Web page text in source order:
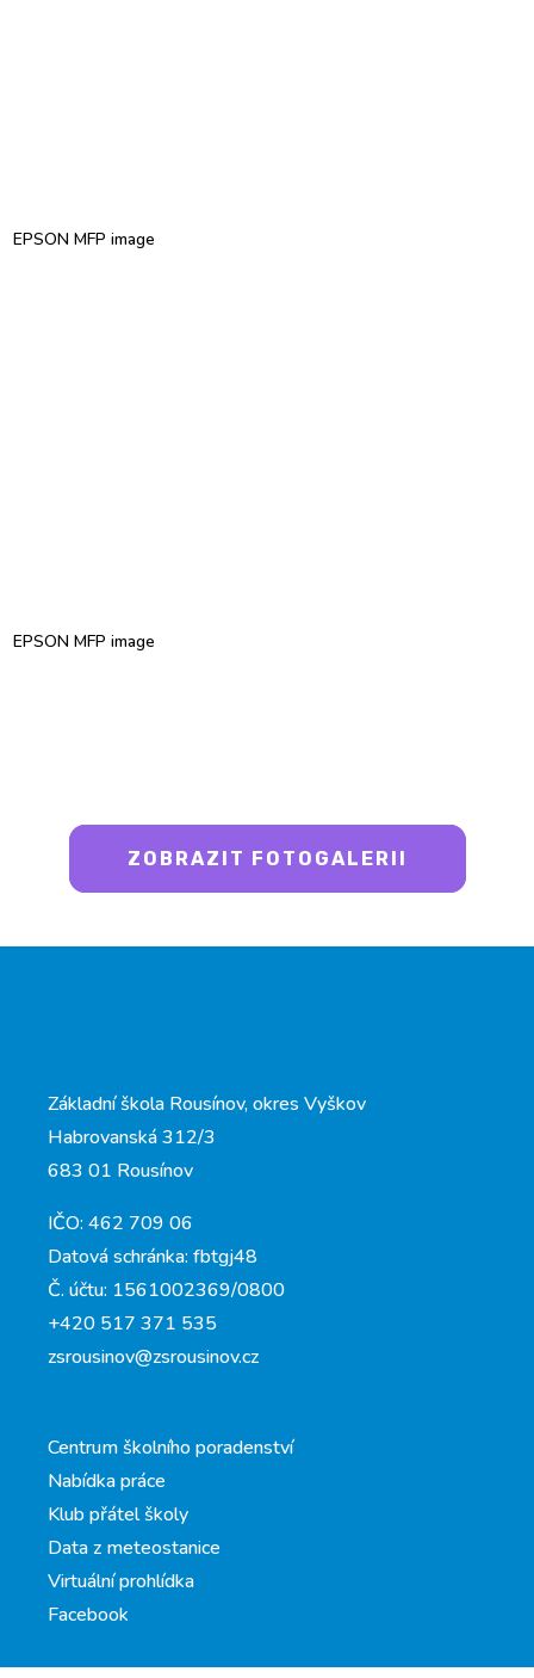
EPSON MFP image
EPSON MFP image
ZOBRAZIT FOTOGALERII
Základní škola Rousínov, okres Vyškov
Habrovanská 312/3
683 01 Rousínov
IČO: 462 709 06
Datová schránka: fbtgj48
Č. účtu: 1561002369/0800
+420 517 371 535
zsrousinov@zsrousinov.cz
Centrum školního poradenství
Nabídka práce
Klub přátel školy
Data z meteostanice
Virtuální prohlídka
Facebook